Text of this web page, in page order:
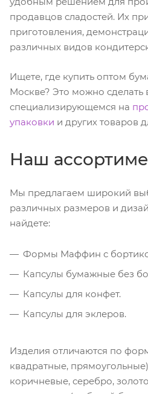
продавцов сладостей. Их
приготовления,
различных видов
Ищете, где купить оптом
Москве? Это можно сделать
специализирующемся на
упаковки и других товаров
Наш
Мы предлагаем широкий
различных размеров и
найдете:
Формы Маффин с
Капсулы бумажные без
Капсулы для конфет.
Капсулы для эклеров.
Изделия отличаются по
квадратные,
коричневые, серебро,